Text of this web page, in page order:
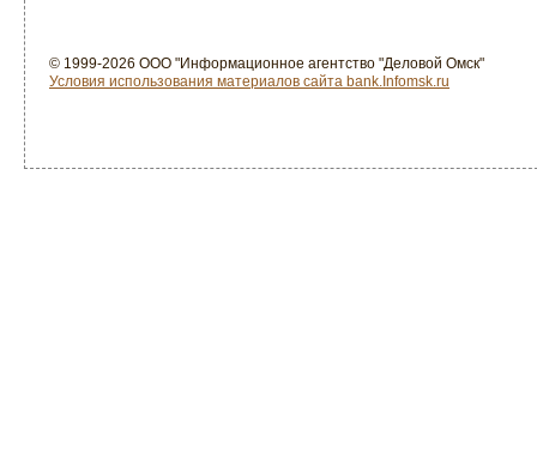
© 1999-2026 ООО "Информационное агентство "Деловой Омск"
Условия использования материалов сайта bank.Infomsk.ru